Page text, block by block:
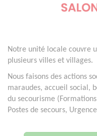
Notre unité locale couvre
plusieurs villes et villages.
Nous faisons des actions
maraudes, accueil social,
du secourisme
Postes de secours,